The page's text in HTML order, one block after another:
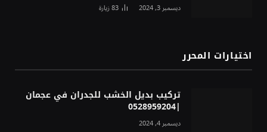
ديسمبر 3, 2024 83زيارة
اختيارات المحرر
تركيب بديل الخشب للجدران في عجمان
|0528959204
ديسمبر 4, 2024